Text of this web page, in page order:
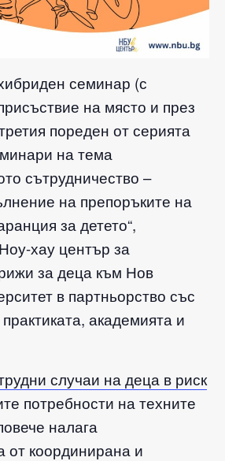
семинар (с
на място и през
пореден от серията
на тема
сътрудничество –
на препоръките на
за детето“,
хау център за
за деца към Нов
в партньорство със
академията и
случаи на деца в риск
потребности на техните
налага
от координирана и